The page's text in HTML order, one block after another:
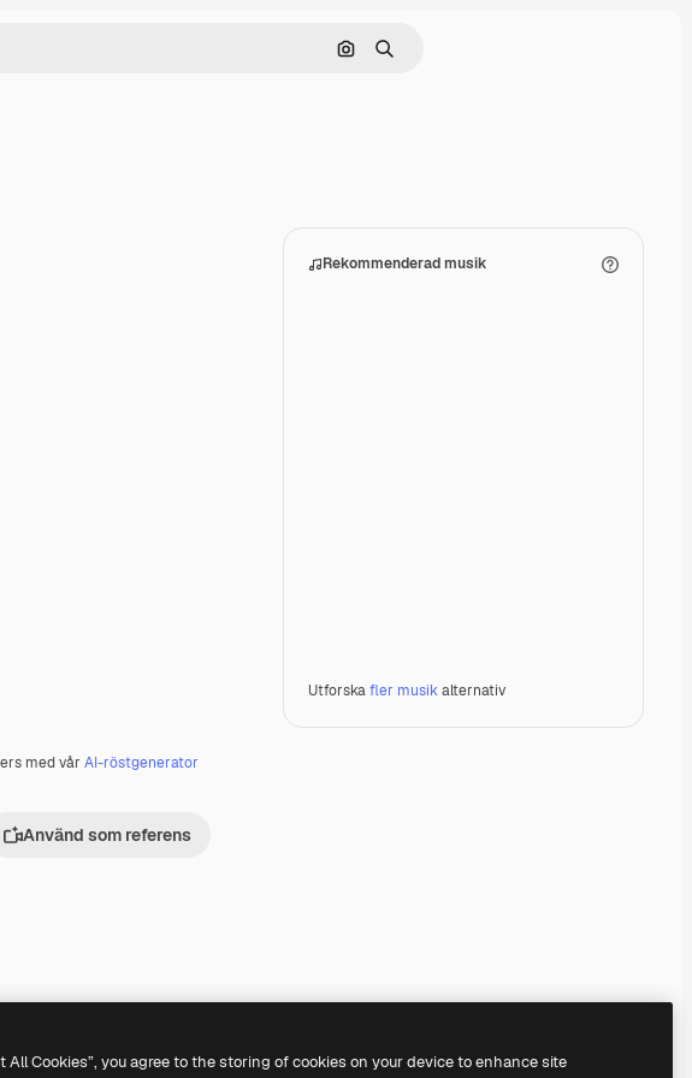
Sök efter bild
Söka
med vår AI-röstgenerator
Använd som referens
Rekommenderad musik
Utforskafler musikalternativ
All Cookies”, you agree to the storing of cookies on your device to enhance site